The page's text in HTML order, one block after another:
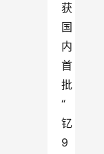
获
国
内
首
批
“
钇
9